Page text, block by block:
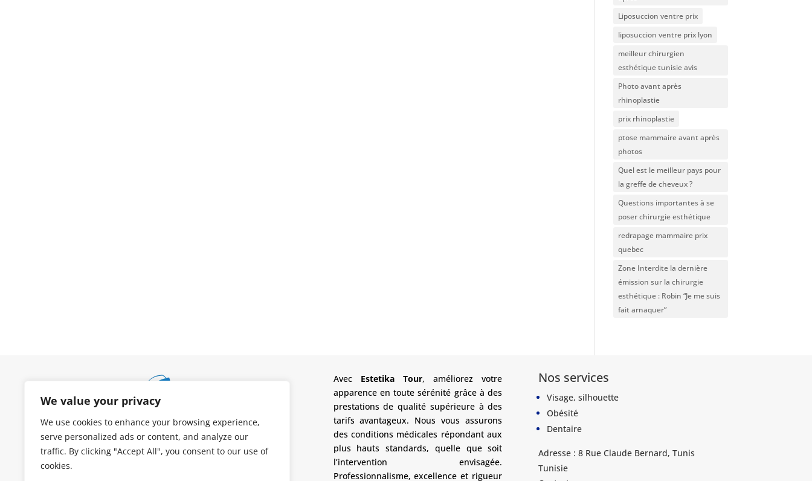
We value your privacy
We use cookies to enhance your browsing experience,
serve personalized ads or content, and analyze our
traffic. By clicking "Accept All", you consent to our use of
cookies.
Liposuccion ventre prix
liposuccion ventre prix lyon
meilleur chirurgien
esthétique tunisie avis
Photo avant après
rhinoplastie
prix rhinoplastie
ptose mammaire avant après
photos
Quel est le meilleur pays pour
la greffe de cheveux ?
Questions importantes à se
poser chirurgie esthétique
redrapage mammaire prix
quebec
Zone Interdite la dernière
émission sur la chirurgie
esthétique : Robin “Je me suis
fait arnaquer”
Avec Estetika Tour, améliorez votre
apparence en toute sérénité grâce à des
prestations de qualité supérieure à des
tarifs avantageux. Nous vous assurons
des conditions médicales répondant aux
plus hauts standards, quelle que soit
l’intervention envisagée.
Professionnalisme, excellence et rigueur
Nos services
Visage, silhouette
Obésité
Dentaire
Adresse : 8 Rue Claude Bernard, Tunis
Tunisie